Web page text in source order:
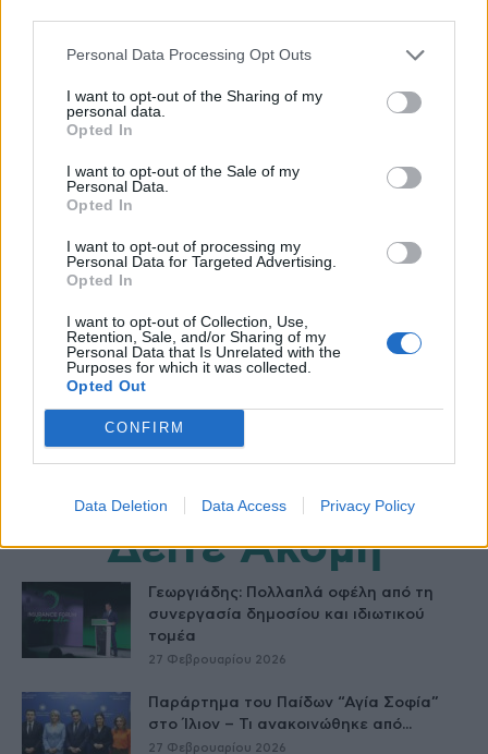
Personal Data Processing Opt Outs
I want to opt-out of the Sharing of my
personal data.
Opted In
I want to opt-out of the Sale of my
Personal Data.
Opted In
I want to opt-out of processing my
Personal Data for Targeted Advertising.
Opted In
I want to opt-out of Collection, Use,
Retention, Sale, and/or Sharing of my
Personal Data that Is Unrelated with the
Purposes for which it was collected.
Opted Out
CONFIRM
Data Deletion Data Access Privacy Policy
Τι να προσέξετε στις χειμερινές εκπτώσεις
HS Team
Δείτε Ακόμη
Γεωργιάδης: Πολλαπλά οφέλη από τη
συνεργασία δημοσίου και ιδιωτικού
τομέα
27 Φεβρουαρίου 2026
Παράρτημα του Παίδων “Αγία Σοφία”
στο Ίλιον – Τι ανακοινώθηκε από...
27 Φεβρουαρίου 2026